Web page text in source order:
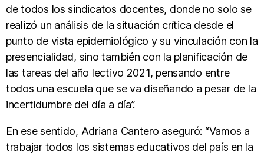
de todos los sindicatos docentes, donde no solo se
realizó un análisis de la situación crítica desde el
punto de vista epidemiológico y su vinculación con la
presencialidad, sino también con la planificación de
las tareas del año lectivo 2021, pensando entre
todos una escuela que se va diseñando a pesar de la
incertidumbre del día a día”.
En ese sentido, Adriana Cantero aseguró: “Vamos a
trabajar todos los sistemas educativos del país en la